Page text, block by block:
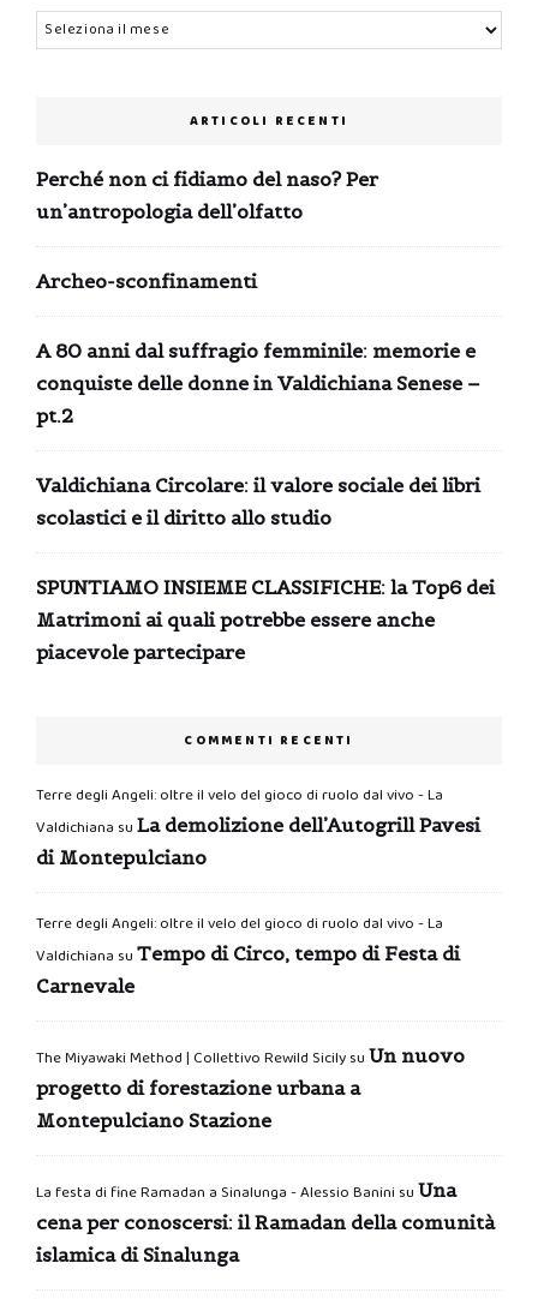
Archivi
ARTICOLI RECENTI
Perché non ci fidiamo del naso? Per
un’antropologia dell’olfatto
Archeo-sconfinamenti
A 80 anni dal suffragio femminile: memorie e
conquiste delle donne in Valdichiana Senese –
pt.2
Valdichiana Circolare: il valore sociale dei libri
scolastici e il diritto allo studio
SPUNTIAMO INSIEME CLASSIFICHE: la Top6 dei
Matrimoni ai quali potrebbe essere anche
piacevole partecipare
COMMENTI RECENTI
Terre degli Angeli: oltre il velo del gioco di ruolo dal vivo - La
Valdichiana su La demolizione dell’Autogrill Pavesi
di Montepulciano
Terre degli Angeli: oltre il velo del gioco di ruolo dal vivo - La
Valdichiana su Tempo di Circo, tempo di Festa di
Carnevale
The Miyawaki Method | Collettivo Rewild Sicilysu Un nuovo
progetto di forestazione urbana a
Montepulciano Stazione
La festa di fine Ramadan a Sinalunga - Alessio Banini su Una
cena per conoscersi: il Ramadan della comunità
islamica di Sinalunga